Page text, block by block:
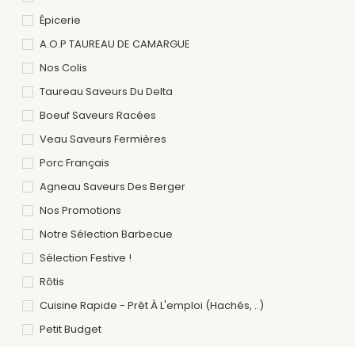
Épicerie
A.O.P TAUREAU DE CAMARGUE
Nos Colis
Taureau Saveurs Du Delta
Boeuf Saveurs Racées
Veau Saveurs Fermières
Porc Français
Agneau Saveurs Des Berger
Nos Promotions
Notre Sélection Barbecue
Sélection Festive !
Rôtis
Cuisine Rapide - Prêt À L'emploi (hachés, ..)
Petit Budget